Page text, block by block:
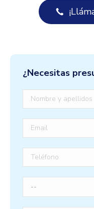
¿Necesitas